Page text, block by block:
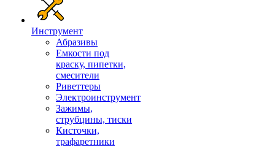
Инструмент
Абразивы
Емкости под
краску, пипетки,
смесители
Риветтеры
Электроинструмент
Зажимы,
струбцины, тиски
Кисточки,
трафаретники